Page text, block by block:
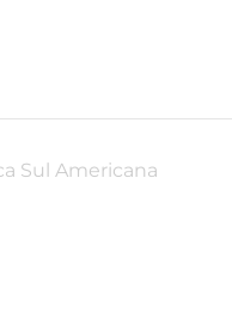
Sul Americana